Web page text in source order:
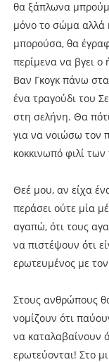
θα ξάπλωνα
μόνο το σώμα αλλά
μπορούσα, θα
περίμενα να βγει ο
Βαν Γκογκ πάνω
ένα τραγούδι του
στη σελήνη. Θα
για να νοιώσω τον
κοκκινωπό φιλί
Θεέ μου, αν είχα
περάσει ούτε μία
αγαπώ, ότι τους
να πιστέψουν ότι
ερωτευμένος με
Στους ανθρώπους
νομίζουν ότι
να καταλαβαίνουν
ερωτεύονται! Στο